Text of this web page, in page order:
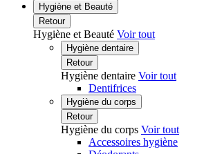
Hygiène et Beauté
Retour
Hygiène et Beauté Voir tout
Hygiène dentaire
Retour
Hygiène dentaire Voir tout
Dentifrices
Hygiène du corps
Retour
Hygiène du corps Voir tout
Accessoires hygiène